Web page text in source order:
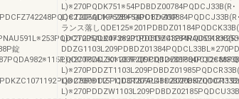
錠
L)※270PQDK751※54PDBDZ00784PQDCJ33B(R･
ランス落し